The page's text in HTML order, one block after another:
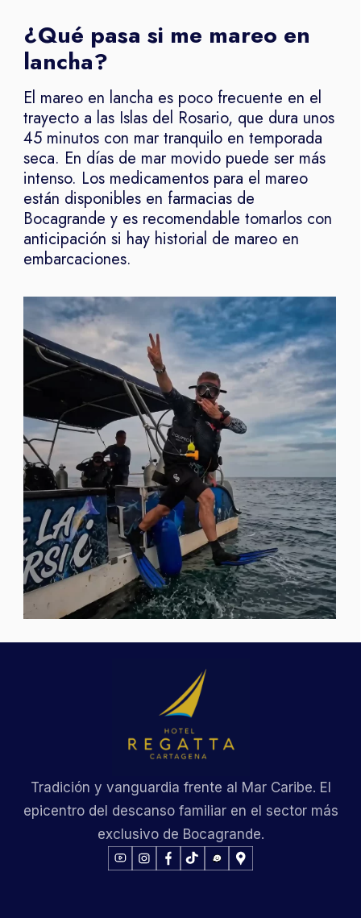
¿Qué pasa si me mareo en
lancha?
El mareo en lancha es poco frecuente en el
trayecto a las Islas del Rosario, que dura unos
45 minutos con mar tranquilo en temporada
seca. En días de mar movido puede ser más
intenso. Los medicamentos para el mareo
están disponibles en farmacias de
Bocagrande y es recomendable tomarlos con
anticipación si hay historial de mareo en
embarcaciones.
Tradición y vanguardia frente al Mar Caribe. El
epicentro del descanso familiar en el sector más
exclusivo de Bocagrande.